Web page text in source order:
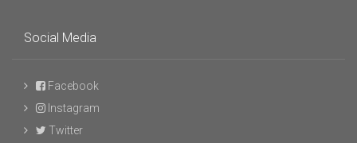
Social Media
Facebook
Instagram
Twitter